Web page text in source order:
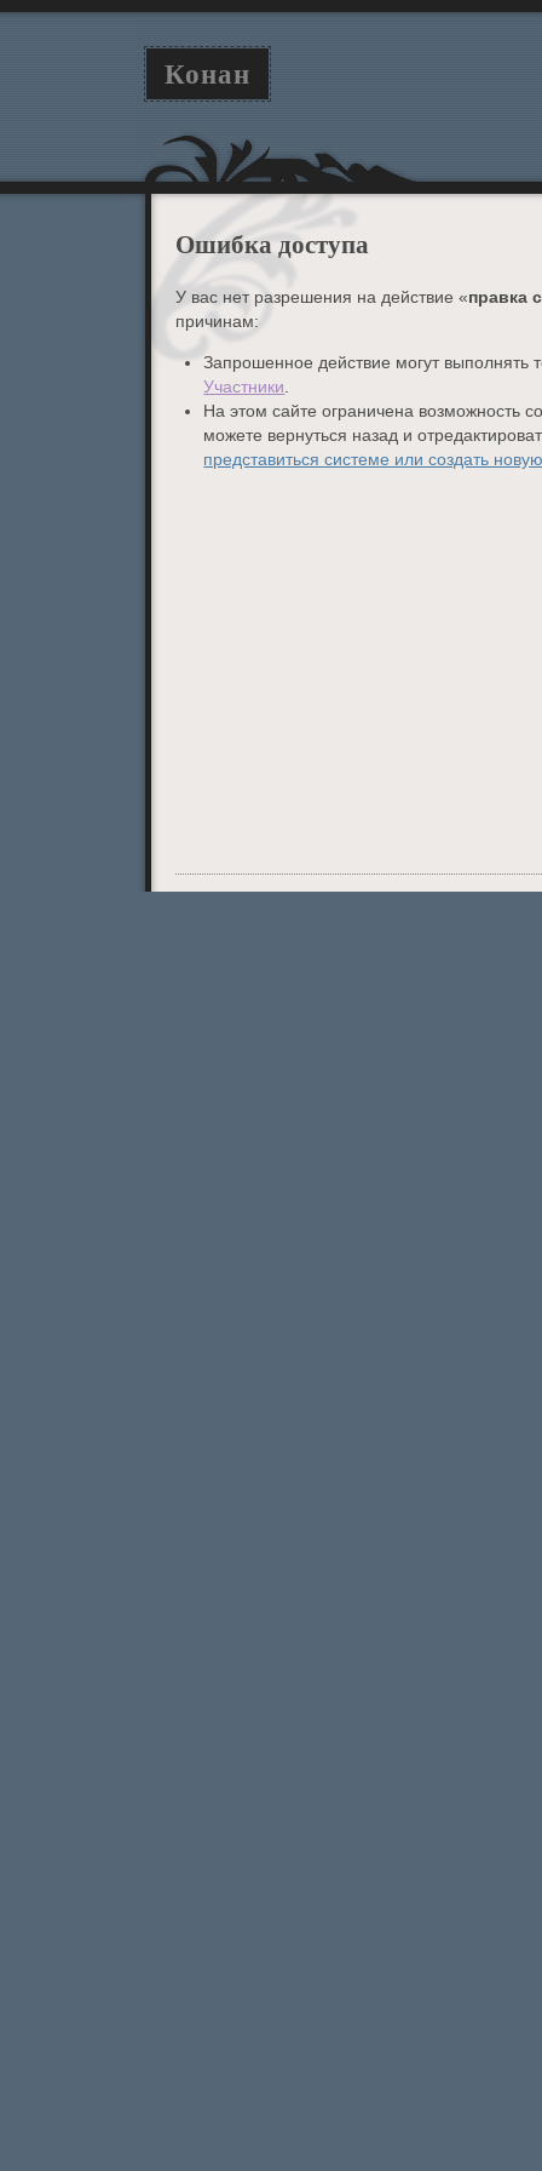
Конан
Ошибка доступа
У вас нет разрешения на действие «правка
причинам:
Запрошенное действие могут выполнять
Участники
На этом сайте ограничена возможность
можете вернуться назад и
представиться системе или создать